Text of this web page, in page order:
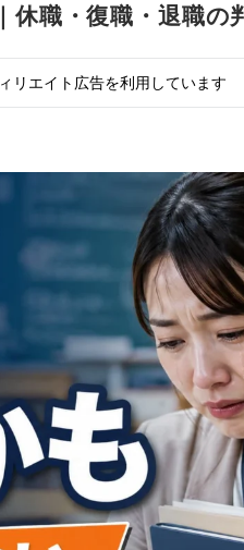
職・復職・退職の
リエイト広告を利用しています